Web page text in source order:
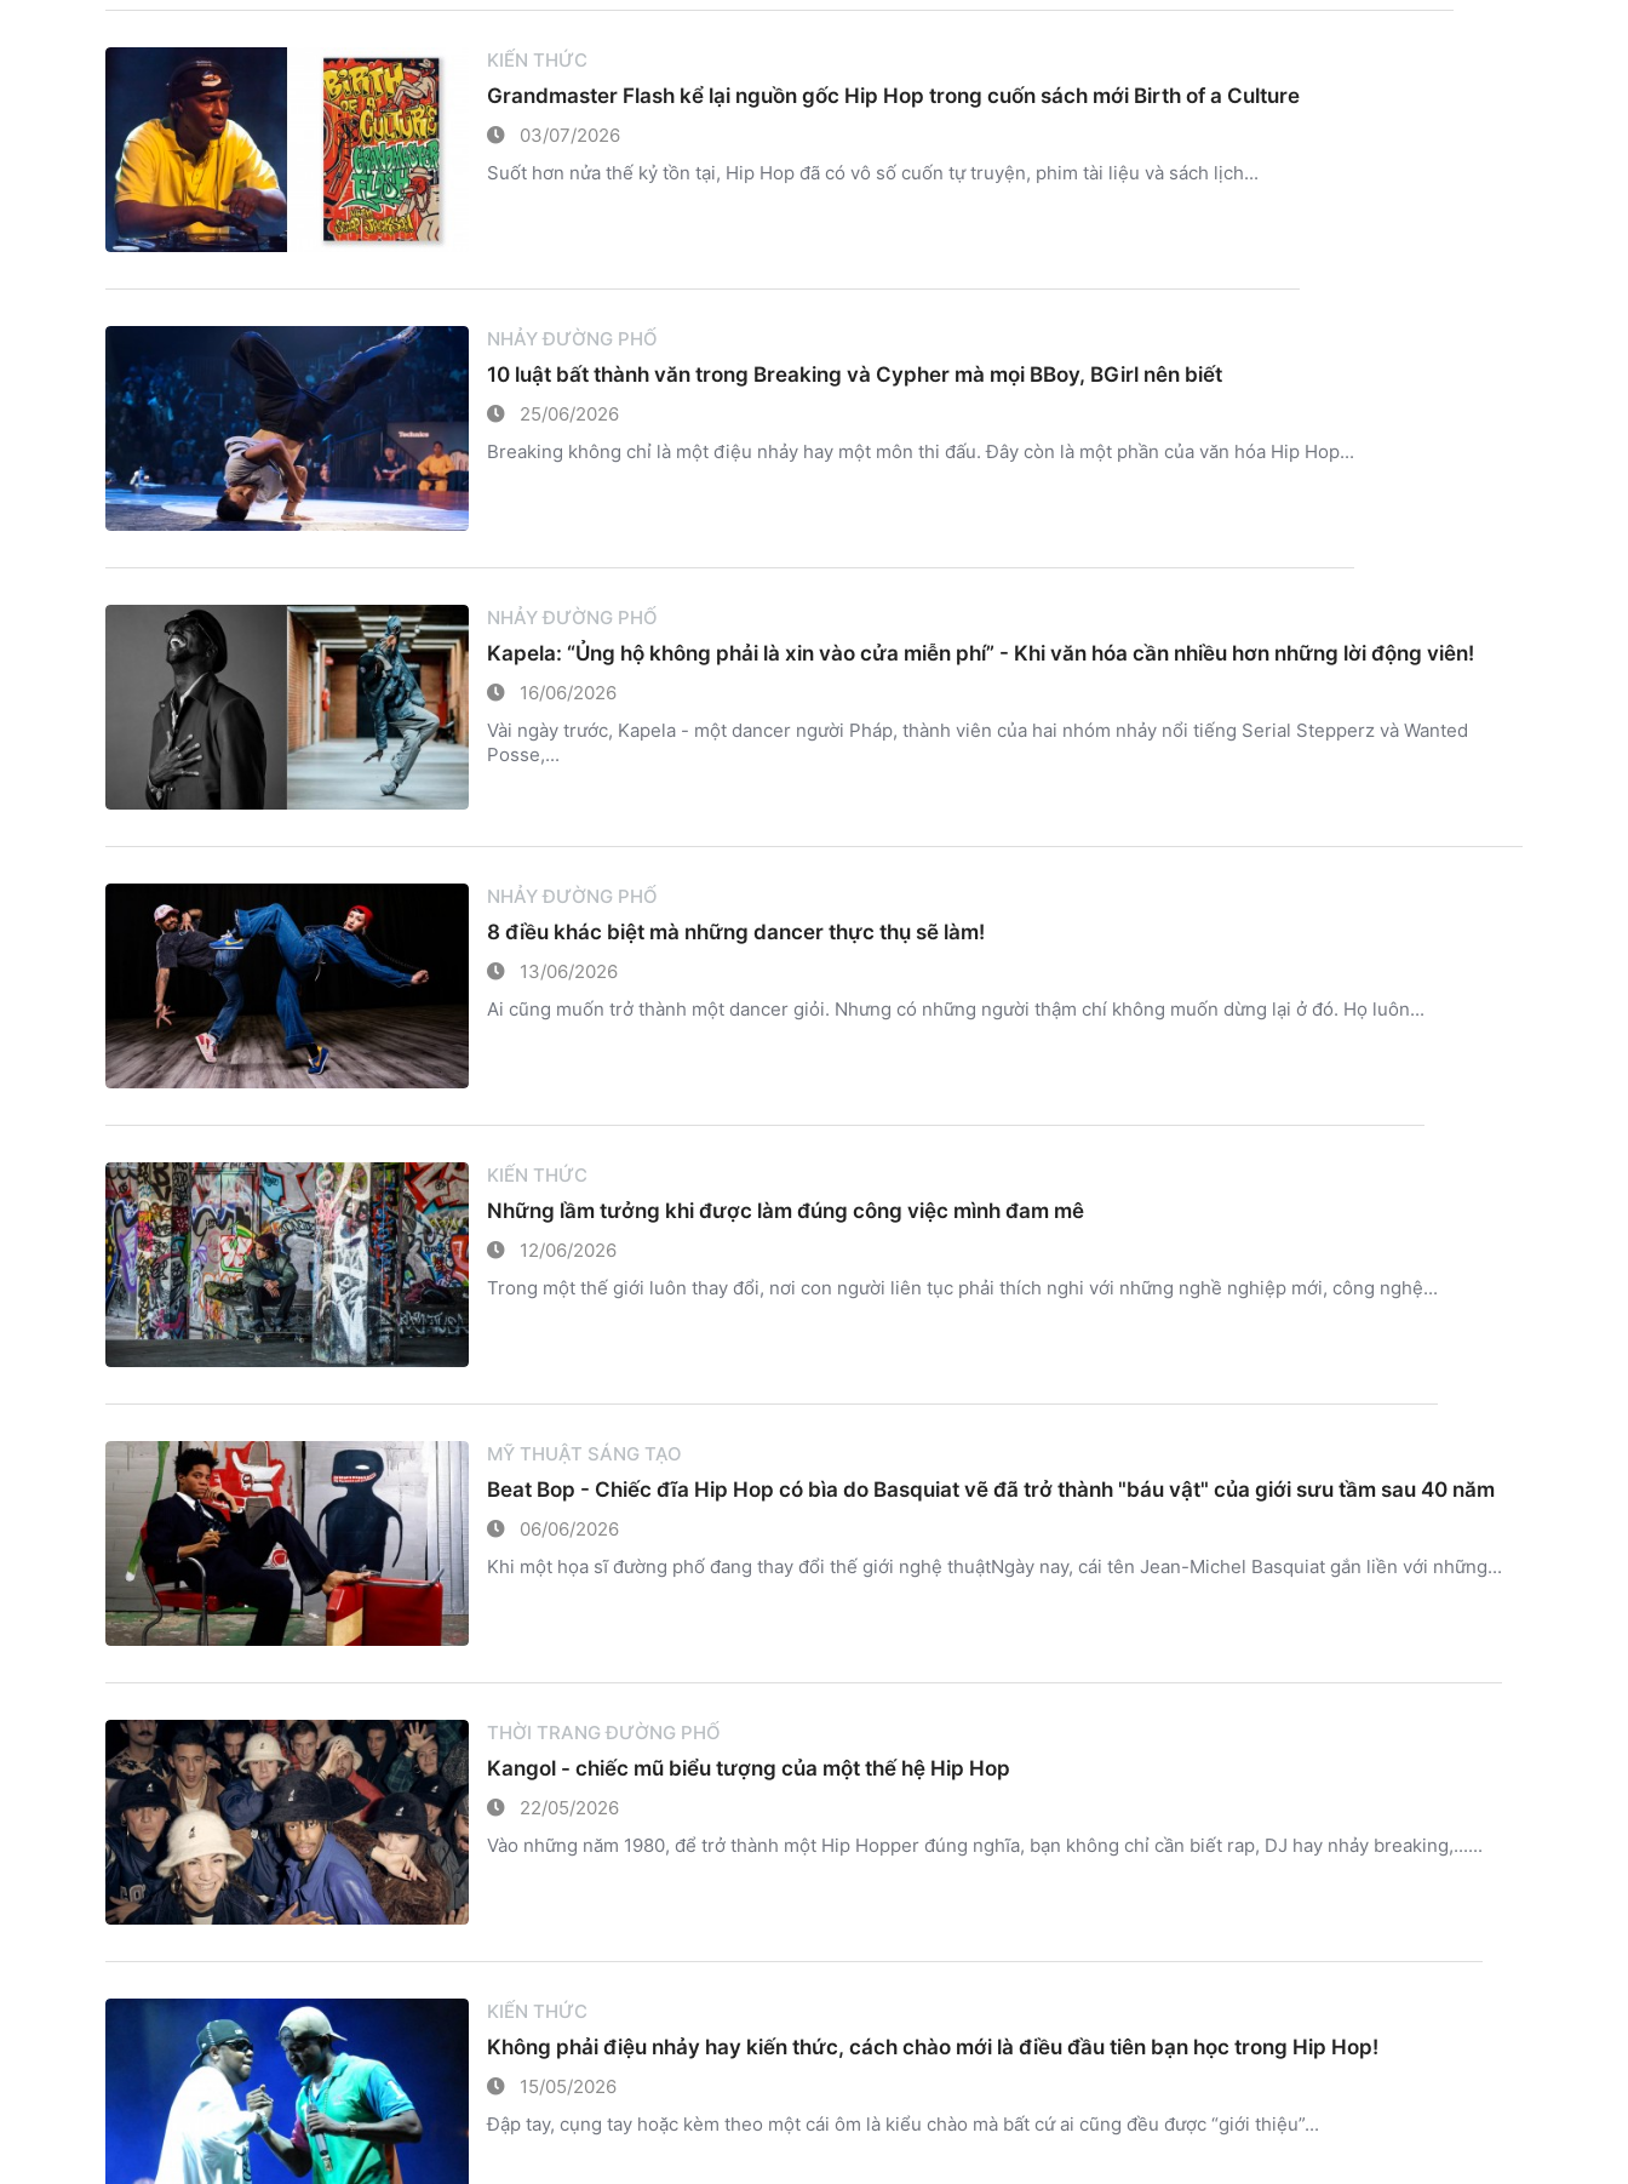
KIẾN THỨC
Grandmaster Flash kể lại nguồn gốc Hip Hop trong cuốn sách mới Birth of a Culture
03/07/2026
Suốt hơn nửa thế kỷ tồn tại, Hip Hop đã có vô số cuốn tự truyện, phim tài liệu và sách lịch...
NHẢY ĐƯỜNG PHỐ
10 luật bất thành văn trong Breaking và Cypher mà mọi BBoy, BGirl nên biết
25/06/2026
Breaking không chỉ là một điệu nhảy hay một môn thi đấu. Đây còn là một phần của văn hóa Hip Hop...
NHẢY ĐƯỜNG PHỐ
Kapela: “Ủng hộ không phải là xin vào cửa miễn phí” - Khi văn hóa cần nhiều hơn những lời động viên!
16/06/2026
Vài ngày trước, Kapela - một dancer người Pháp, thành viên của hai nhóm nhảy nổi tiếng Serial Stepperz và Wanted
Posse,...
NHẢY ĐƯỜNG PHỐ
8 điều khác biệt mà những dancer thực thụ sẽ làm!
13/06/2026
Ai cũng muốn trở thành một dancer giỏi. Nhưng có những người thậm chí không muốn dừng lại ở đó. Họ luôn...
KIẾN THỨC
Những lầm tưởng khi được làm đúng công việc mình đam mê
12/06/2026
Trong một thế giới luôn thay đổi, nơi con người liên tục phải thích nghi với những nghề nghiệp mới, công nghệ...
MỸ THUẬT SÁNG TẠO
Beat Bop - Chiếc đĩa Hip Hop có bìa do Basquiat vẽ đã trở thành "báu vật" của giới sưu tầm sau 40 năm
06/06/2026
Khi một họa sĩ đường phố đang thay đổi thế giới nghệ thuậtNgày nay, cái tên Jean-Michel Basquiat gắn liền với những...
THỜI TRANG ĐƯỜNG PHỐ
Kangol - chiếc mũ biểu tượng của một thế hệ Hip Hop
22/05/2026
Vào những năm 1980, để trở thành một Hip Hopper đúng nghĩa, bạn không chỉ cần biết rap, DJ hay nhảy breaking,......
KIẾN THỨC
Không phải điệu nhảy hay kiến thức, cách chào mới là điều đầu tiên bạn học trong Hip Hop!
15/05/2026
Đập tay, cụng tay hoặc kèm theo một cái ôm là kiểu chào mà bất cứ ai cũng đều được “giới thiệu”...